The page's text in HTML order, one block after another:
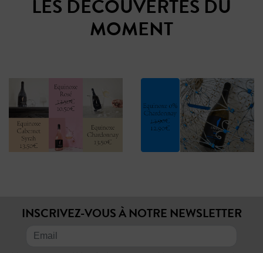
LES DÉCOUVERTES DU
MOMENT
INSCRIVEZ-VOUS À NOTRE NEWSLETTER